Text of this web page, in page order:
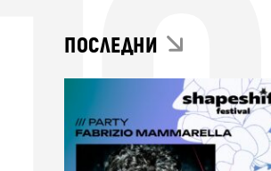
ПОСЛЕДНИ